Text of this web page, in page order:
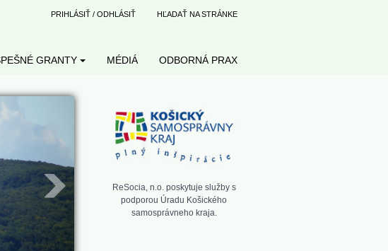
PRIHLÁSIŤ / ODHLÁSIŤ HĽADAŤ NA STRÁNKE
GRANTY MÉDIÁ ODBORNÁ PRAX
ReSocia, n.o. poskytuje služby s
podporou Úradu Košického
samosprávneho kraja.